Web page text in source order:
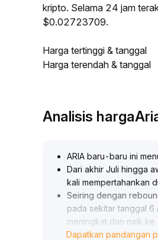
kripto. Selama 24 jam
$0.02723709.
Harga tertinggi & tanggal
Harga terendah & tanggal
Analisis
ARIA baru-baru ini
Dari akhir Juli hingga
kali mempertahankan
Seiring dengan
pada sekitar tanggal
meningkat dan naik
Sistem moving
Dapatkan pandangan